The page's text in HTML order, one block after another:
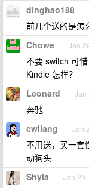
dinghao188
前几个送的是怎
Chowe Jan
不要 switch 可
Kindle 怎样？
Leonard Jan
奔驰
cwliang Jan
不用送，买一套
动狗头
Shyla Jan 29,